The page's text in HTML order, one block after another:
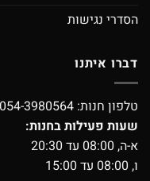
הסדרי נגישות
דברו איתנו
טלפון חנות: 054-3980564
שעות פעילות בחנות:
א-ה, 08:00 עד 20:30
ו, 08:00 עד 15:00